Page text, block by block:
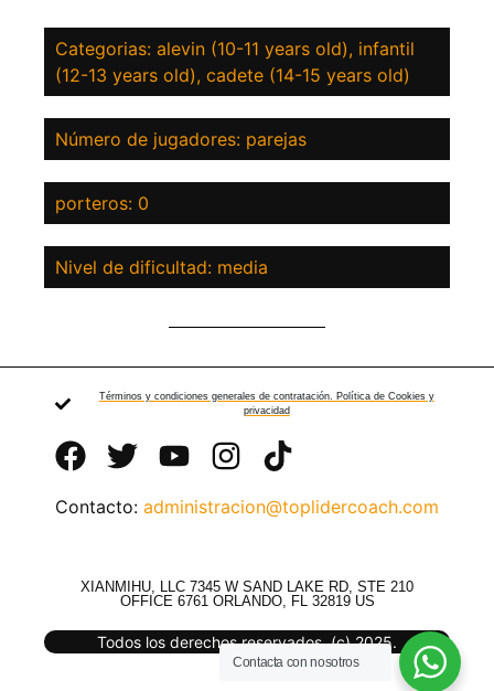
Categorias: alevin (10-11 years old), infantil
(12-13 years old), cadete (14-15 years old)
Número de jugadores: parejas
porteros: 0
Nivel de dificultad: media
Términos y condiciones generales de contratación. Política de Cookies y
privacidad
Contacto: administracion@toplidercoach.com
XIANMIHU, LLC 7345 W SAND LAKE RD, STE 210
OFFICE 6761 ORLANDO, FL 32819 US
Todos los derechos reservados. (c) 2025.
Contacta con nosotros